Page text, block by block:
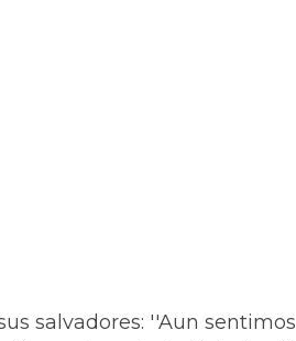
salvadores: ''Aun sentimos